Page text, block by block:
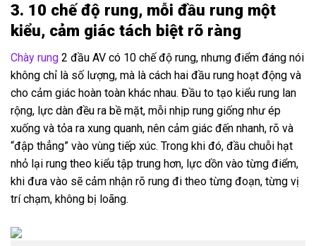
3. 10 chế độ rung, mỗi đầu rung một
kiểu, cảm giác tách biệt rõ ràng
Chày rung 2 đầu AV có 10 chế độ rung, nhưng điểm đáng nói
không chỉ là số lượng, mà là cách hai đầu rung hoạt động và
cho cảm giác hoàn toàn khác nhau. Đầu to tạo kiểu rung lan
rộng, lực dàn đều ra bề mặt, mỗi nhịp rung giống như ép
xuống và tỏa ra xung quanh, nên cảm giác đến nhanh, rõ và
“đập thẳng” vào vùng tiếp xúc. Trong khi đó, đầu chuỗi hạt
nhỏ lại rung theo kiểu tập trung hơn, lực dồn vào từng điểm,
khi đưa vào sẽ cảm nhận rõ rung đi theo từng đoạn, từng vị
trí chạm, không bị loãng.